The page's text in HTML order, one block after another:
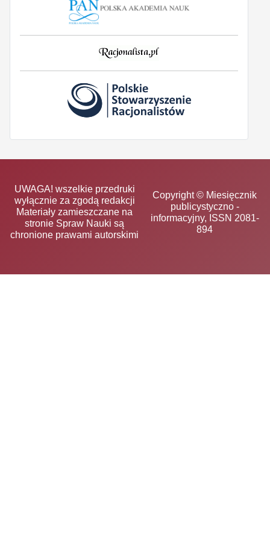
UWAGA! wszelkie przedruki
wyłącznie za zgodą redakcji
Materiały zamieszczane na
stronie Spraw Nauki są
chronione prawami autorskimi
Copyright © Miesięcznik
publicystyczno -
informacyjny, ISSN 2081-
894